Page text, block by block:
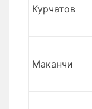
Курчатов
Маканчи